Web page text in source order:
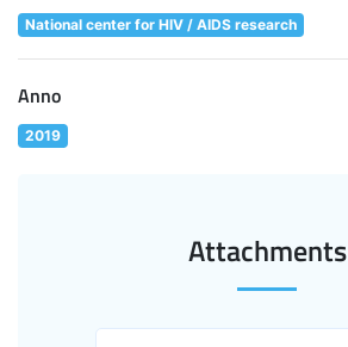
National center for HIV / AIDS research
Anno
2019
Attachments